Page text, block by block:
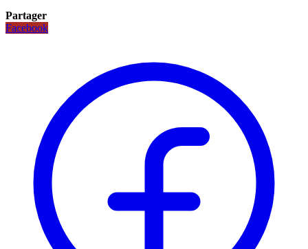
Partager
Facebook